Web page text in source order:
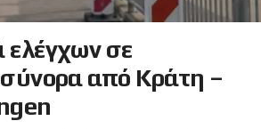
σε
από Κράτη –